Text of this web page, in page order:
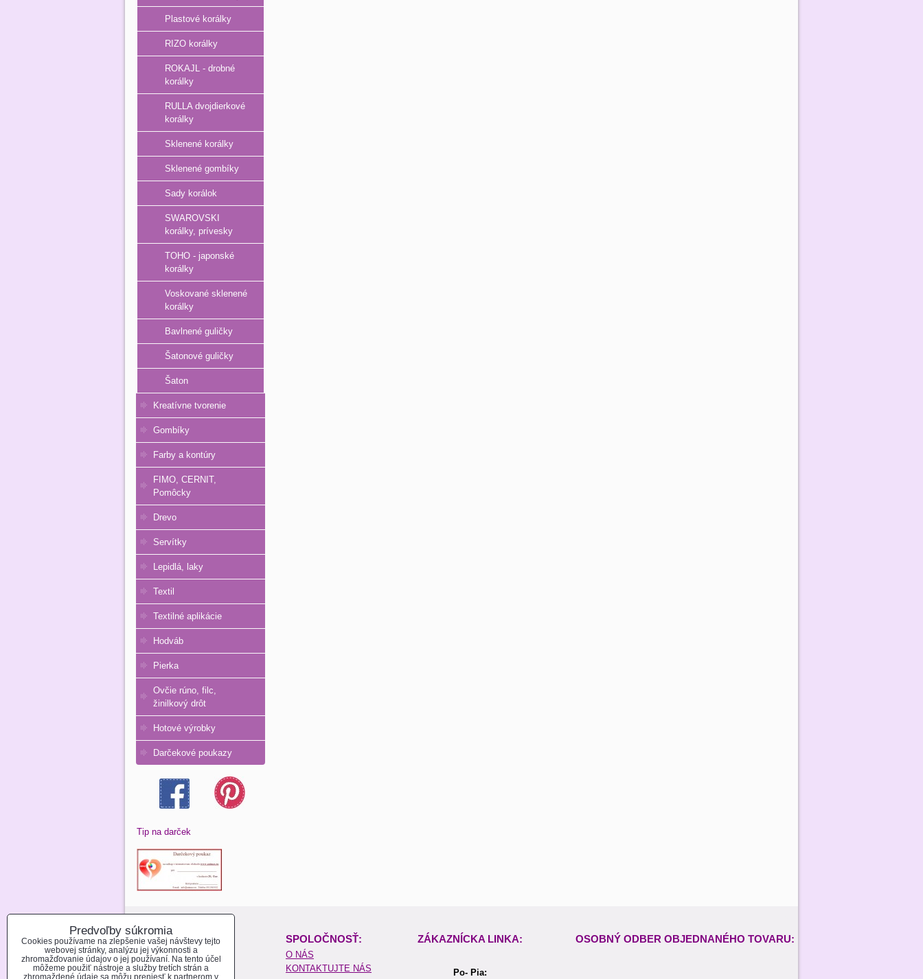
Plastové korálky
RIZO korálky
ROKAJL - drobné
korálky
RULLA dvojdierkové
korálky
Sklenené korálky
Sklenené gombíky
Sady korálok
SWAROVSKI
korálky, prívesky
TOHO - japonské
korálky
Voskované sklenené
korálky
Bavlnené guličky
Šatonové guličky
Šaton
Kreatívne tvorenie
Gombíky
Farby a kontúry
FIMO, CERNIT,
Pomôcky
Drevo
Servítky
Lepidlá, laky
Textil
Textilné aplikácie
Hodváb
Pierka
Ovčie rúno, filc,
žinilkový drôt
Hotové výrobky
Darčekové poukazy
Tip na darček
O NAKUPOVANÍ: SPOLOČNOSŤ: ZÁKAZNÍCKA LINKA: OSOBNÝ ODBER OBJEDNANÉHO TOVARU:
REGISTROVAŤ SA
AKO NAKUPOVAŤ
O NÁS
KONTAKTUJTE NÁS
Po- Pia:
Predvoľby súkromia
Cookies používame na zlepšenie vašej návštevy tejto
webovej stránky, analýzu jej výkonnosti a
zhromažďovanie údajov o jej používaní. Na tento účel
môžeme použiť nástroje a služby tretích strán a
zhromaždené údaje sa môžu preniesť k partnerom v